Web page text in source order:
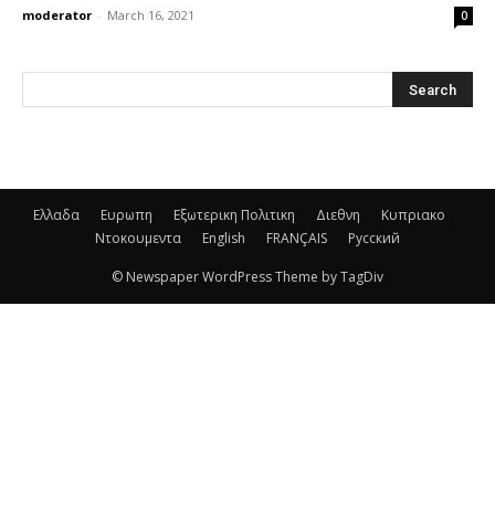
moderator - March 16, 2021 0
Ελλαδα Ευρωπη Εξωτερικη Πολιτικη Διεθνη
Κυπριακο
Ντοκουμεντα
English FRANÇAIS Русский
© Newspaper WordPress Theme by TagDiv